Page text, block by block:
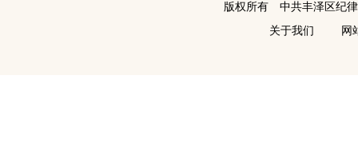
版权所有 中共丰泽区纪
关于我们
网